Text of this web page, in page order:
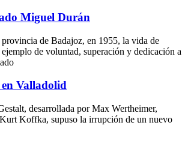
Miguel Durán
de Badajoz, en 1955, la vida de
de voluntad, superación y dedicación a
Valladolid
desarrollada por Max Wertheimer,
Koffka, supuso la irrupción de un nuevo